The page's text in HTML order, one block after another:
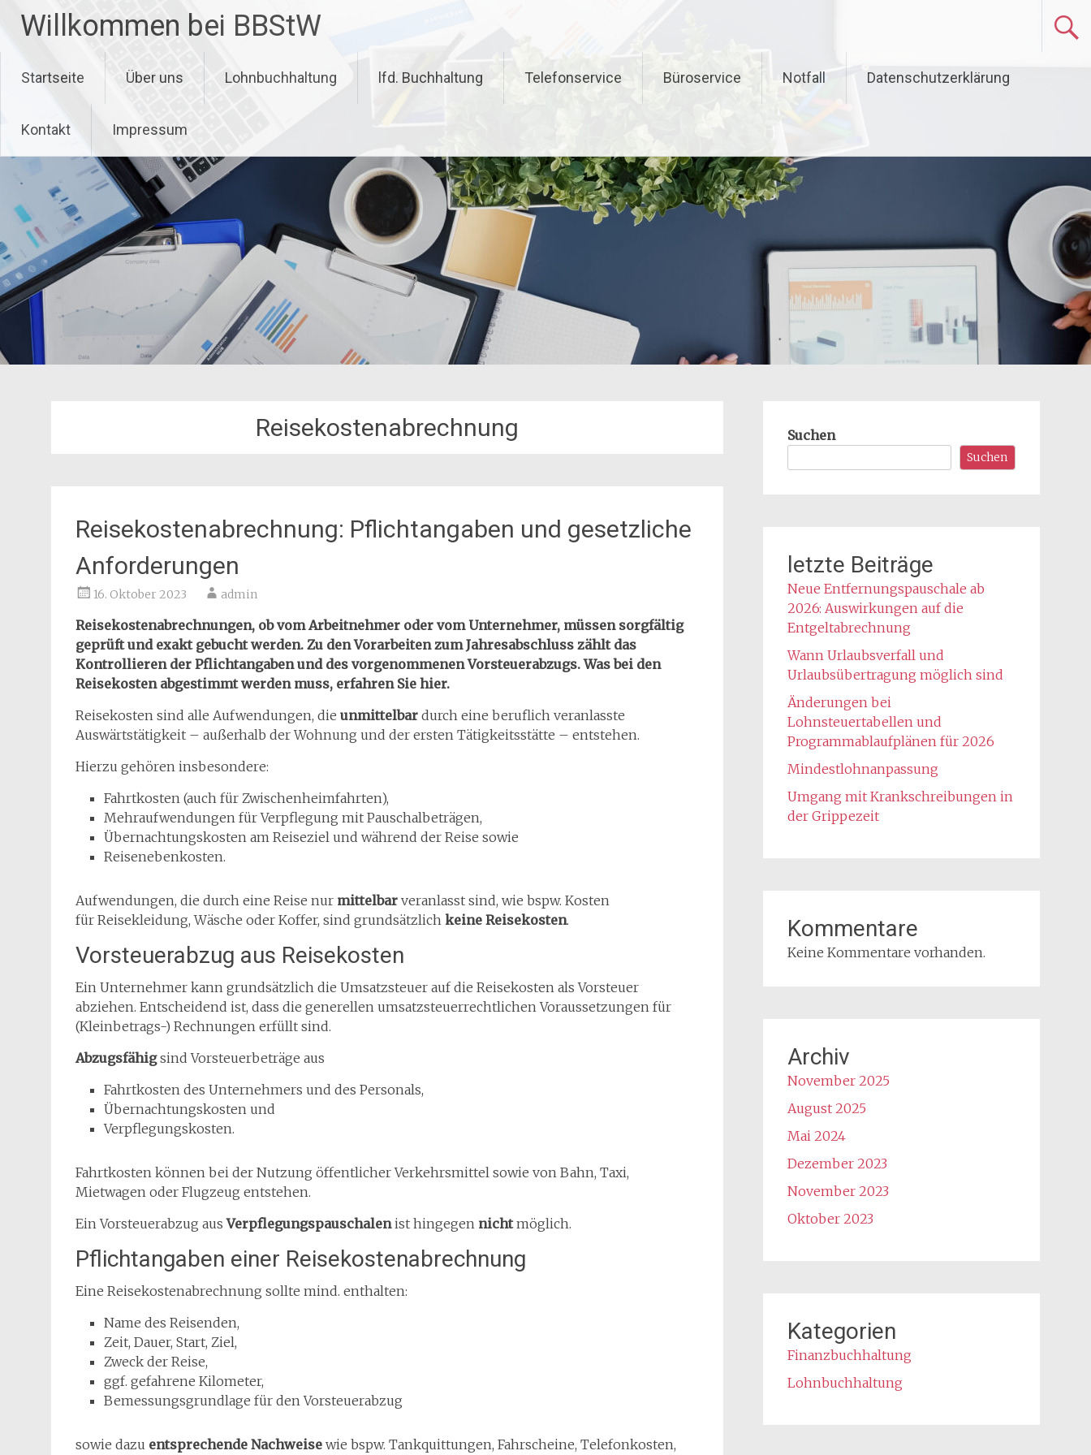
Inhalt
springen
Willkommen bei BBStW
Startseite Über uns Lohnbuchhaltung lfd. Buchhaltung Telefonservice Büroservice Notfall Datenschutzerklärung
Kontakt Impressum
Reisekostenabrechnung
Reisekostenabrechnung: Pflichtangaben und gesetzliche
Anforderungen
16. Oktober 2023 admin
Reisekostenabrechnungen, ob vom Arbeitnehmer oder vom Unternehmer, müssen sorgfältig
geprüft und exakt gebucht werden. Zu den Vorarbeiten zum Jahresabschluss zählt das
Kontrollieren der Pflichtangaben und des vorgenommenen Vorsteuerabzugs. Was bei den
Reisekosten abgestimmt werden muss, erfahren Sie hier.
Reisekosten sind alle Aufwendungen, die unmittelbar durch eine beruflich veranlasste
Auswärtstätigkeit – außerhalb der Wohnung und der ersten Tätigkeitsstätte – entstehen.
Hierzu gehören insbesondere:
Fahrtkosten (auch für Zwischenheimfahrten),
Mehraufwendungen für Verpflegung mit Pauschalbeträgen,
Übernachtungskosten am Reiseziel und während der Reise sowie
Reisenebenkosten.
Aufwendungen, die durch eine Reise nur mittelbar veranlasst sind, wie bspw. Kosten
für Reisekleidung, Wäsche oder Koffer, sind grundsätzlich keine Reisekosten.
Vorsteuerabzug aus Reisekosten
Ein Unternehmer kann grundsätzlich die Umsatzsteuer auf die Reisekosten als Vorsteuer
abziehen. Entscheidend ist, dass die generellen umsatzsteuerrechtlichen Voraussetzungen für
(Kleinbetrags-) Rechnungen erfüllt sind.
Abzugsfähigsind Vorsteuerbeträge aus
Fahrtkosten des Unternehmers und des Personals,
Übernachtungskosten und
Verpflegungskosten.
Fahrtkosten können bei der Nutzung öffentlicher Verkehrsmittel sowie von Bahn, Taxi,
Mietwagen oder Flugzeug entstehen.
Ein Vorsteuerabzug ausVerpflegungspauschalenist hingegen nichtmöglich.
Pflichtangaben einer Reisekostenabrechnung
Eine Reisekostenabrechnung sollte mind. enthalten:
Name des Reisenden,
Zeit, Dauer, Start, Ziel,
Zweck der Reise,
ggf. gefahrene Kilometer,
Bemessungsgrundlage für den Vorsteuerabzug
sowie dazu entsprechende Nachweise wie bspw. Tankquittungen, Fahrscheine, Telefonkosten,
Suchen
Suchen
letzte Beiträge
Neue Entfernungspauschale ab
2026: Auswirkungen auf die
Entgeltabrechnung
Wann Urlaubsverfall und
Urlaubsübertragung möglich sind
Änderungen bei
Lohnsteuertabellen und
Programmablaufplänen für 2026
Mindestlohnanpassung
Umgang mit Krankschreibungen in
der Grippezeit
Kommentare
Keine Kommentare vorhanden.
Archiv
November 2025
August 2025
Mai 2024
Dezember 2023
November 2023
Oktober 2023
Kategorien
Finanzbuchhaltung
Lohnbuchhaltung